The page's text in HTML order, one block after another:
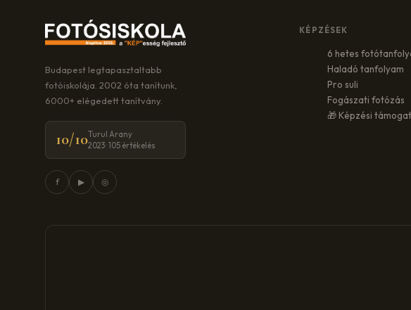
Budapest legtapasztaltabb
fotóiskolája. 2002 óta tanítunk,
6000+ elégedett tanítvány.
10/10Turul Arany
2023 · 105 értékelés
f ▶ ◎
KÉPZÉSEK
6 hetes
Haladó tanfolyam
Pro suli
Fogászati fotózás
🎁 Képzési